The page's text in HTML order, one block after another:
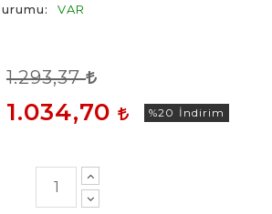
VAR
1.293,37
1.034,70 %20 İndirim